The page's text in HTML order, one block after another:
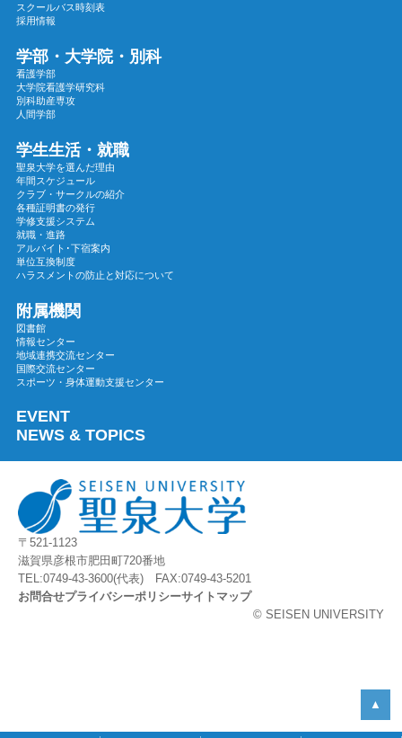
2024年06月
2024年04月
2024年03月
2024年02月
2023年12月
2023年11月
2023年10月
2023年09月
2023年08月
2023年07月
2023年06月
2023年05月
2023年04月
2023年03月
2023年01月
2022年11月
2022年10月
2022年09月
2022年08月
2022年07月
2022年06月
▲
スクールバス時刻表
採用情報
学部・大学院・別科
看護学部
大学院看護学研究科
別科助産専攻
人間学部
学生生活・就職
聖泉大学を選んだ理由
年間スケジュール
クラブ・サークルの紹介
各種証明書の発行
学修支援システム
就職・進路
アルバイト･下宿案内
単位互換制度
ハラスメントの防止と対応について
附属機関
図書館
情報センター
地域連携交流センター
国際交流センター
スポーツ・身体運動支援センター
EVENT
NEWS & TOPICS
〒521-1123
滋賀県彦根市肥田町720番地
TEL:0749-43-3600(代表) FAX:0749-43-5201
お問合せプライバシーポリシーサイトマップ
© SEISEN UNIVERSITY